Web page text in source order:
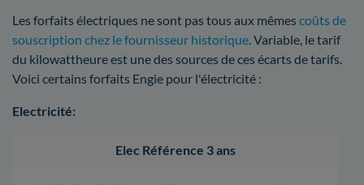
Les forfaits électriques ne sont pas tous aux mêmes coûts de
souscription chez le fournisseur historique. Variable, le tarif
du kilowattheure est une des sources de ces écarts de tarifs.
Voici certains forfaits Engie pour l'électricité :
Electricité:
Elec Référence 3 ans